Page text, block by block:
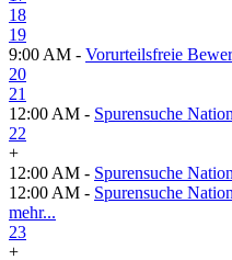
18
19
9:00 AM - Vorurteilsfreie
20
21
12:00 AM - Spurensuche
22
+
12:00 AM - Spurensuche
12:00 AM - Spurensuche
mehr...
23
+